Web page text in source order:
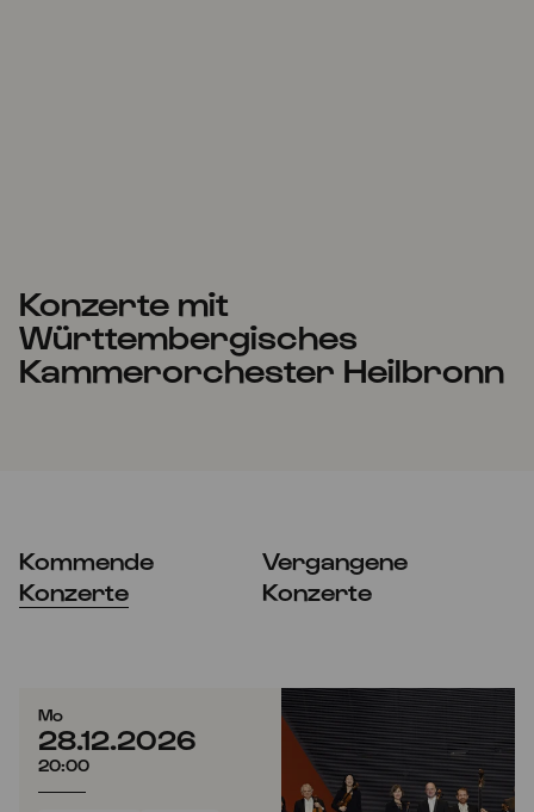
Konzerte mit
Württembergisches
Kammerorchester Heilbronn
Kommende
Konzerte
Vergangene
Konzerte
Mo
28.12.2026
20:00